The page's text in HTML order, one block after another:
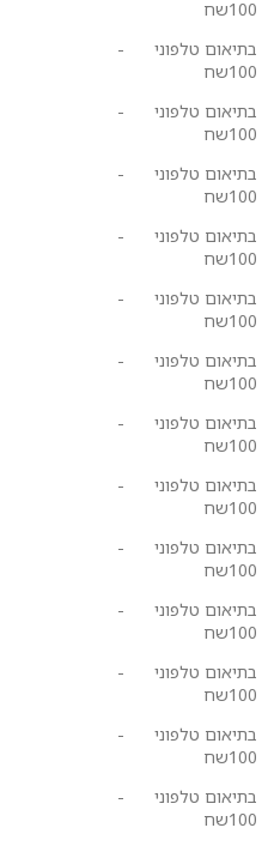
100שח
בתיאום טלפוני
100שח
-
בתיאום טלפוני
100שח
-
בתיאום טלפוני
100שח
-
בתיאום טלפוני
100שח
-
בתיאום טלפוני
100שח
-
בתיאום טלפוני
100שח
-
בתיאום טלפוני
100שח
-
בתיאום טלפוני
100שח
-
בתיאום טלפוני
100שח
-
בתיאום טלפוני
100שח
-
בתיאום טלפוני
100שח
-
בתיאום טלפוני
100שח
-
בתיאום טלפוני
100שח
-